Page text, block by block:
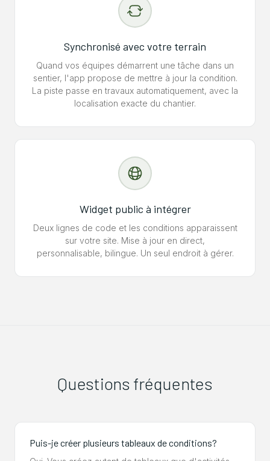
Synchronisé avec votre terrain
Quand vos équipes démarrent une tâche dans un
sentier, l'app propose de mettre à jour la condition.
La piste passe en travaux automatiquement, avec la
localisation exacte du chantier.
Widget public à intégrer
Deux lignes de code et les conditions apparaissent
sur votre site. Mise à jour en direct,
personnalisable, bilingue. Un seul endroit à gérer.
Questions fréquentes
Puis-je créer plusieurs tableaux de conditions?